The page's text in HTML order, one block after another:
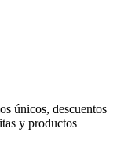
únicos, descuentos
y productos